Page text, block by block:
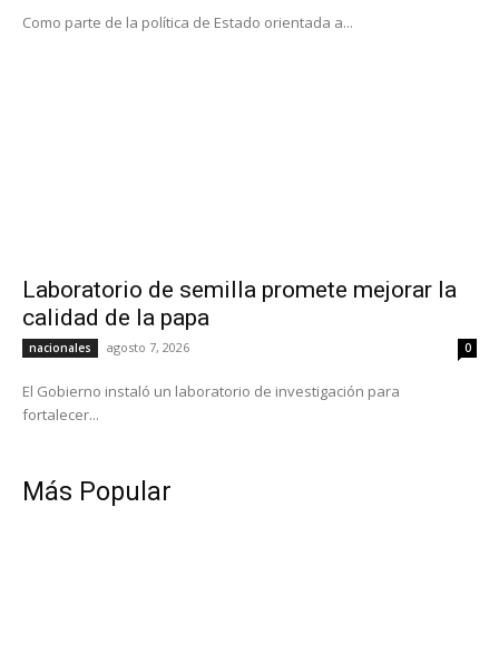
Como parte de la política de Estado orientada a...
Laboratorio de semilla promete mejorar la
calidad de la papa
nacionales agosto 7, 2026 0
El Gobierno instaló un laboratorio de investigación para
fortalecer...
Más Popular